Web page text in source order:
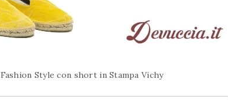
Fashion Style con short in Stampa Vichy